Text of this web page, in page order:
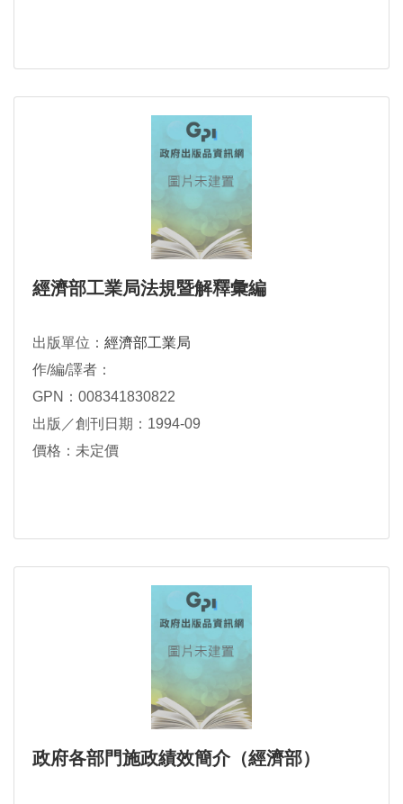
經濟部工業局法規暨解釋彙編
出版單位： 經濟部工業局
作/編/譯者：
GPN：008341830822
出版／創刊日期：1994-09
價格：未定價
政府各部門施政績效簡介（經濟部）